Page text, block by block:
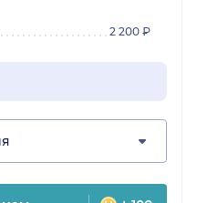
2 200 ₽